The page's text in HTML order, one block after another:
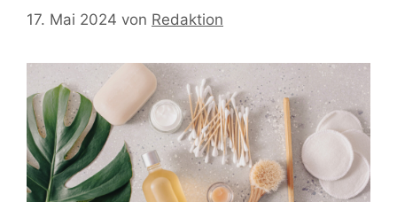
17. Mai 2024 von Redaktion